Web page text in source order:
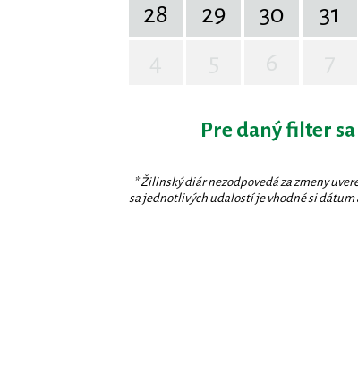
28
29 30 31
Pre daný filter
* Žilinský diár nezodpovedá za zmeny
sa jednotlivých udalostí je vhodné si dátum